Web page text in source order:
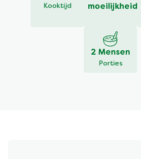
Kooktijd
moeilijkheid
2 Mensen
Porties